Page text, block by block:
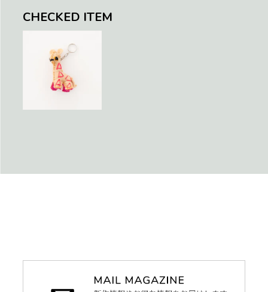
CHECKED ITEM